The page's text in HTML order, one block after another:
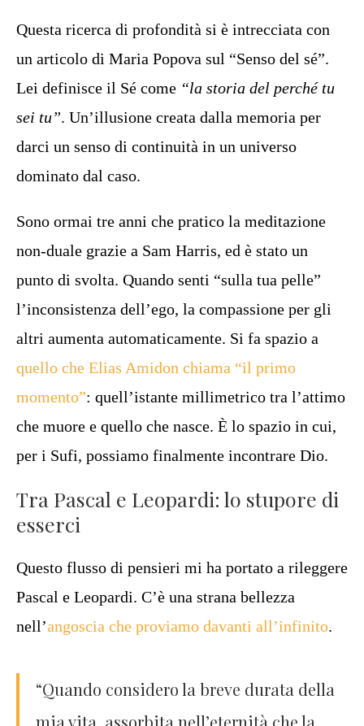
Questa ricerca di profondità si è intrecciata con
un articolo di Maria Popova sul “Senso del sé”.
Lei definisce il Sé come “la storia del perché tu
sei tu”. Un’illusione creata dalla memoria per
darci un senso di continuità in un universo
dominato dal caso.
Sono ormai tre anni che pratico la meditazione
non-duale grazie a Sam Harris, ed è stato un
punto di svolta. Quando senti “sulla tua pelle”
l’inconsistenza dell’ego, la compassione per gli
altri aumenta automaticamente. Si fa spazio a
quello che Elias Amidon chiama “il primo
momento”: quell’istante millimetrico tra l’attimo
che muore e quello che nasce. È lo spazio in cui,
per i Sufi, possiamo finalmente incontrare Dio.
Tra Pascal e Leopardi: lo stupore di
esserci
Questo flusso di pensieri mi ha portato a rileggere
Pascal e Leopardi. C’è una strana bellezza
nell’angoscia che proviamo davanti all’infinito.
“Quando considero la breve durata della
mia vita, assorbita nell’eternità che la